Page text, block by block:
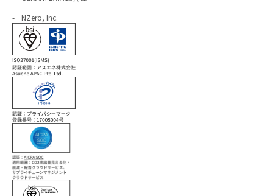
NZero, Inc.